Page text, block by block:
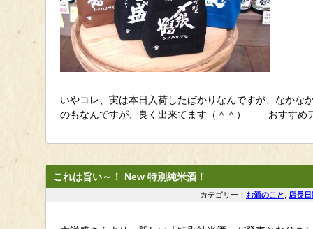
いやコレ、実は本日入荷したばかりなんですが、なかな
のもなんですが、良く出来てます（＾＾） おすすめ
これは旨い～！ New 特別純米酒！
カテゴリー： お酒のこと 店長日